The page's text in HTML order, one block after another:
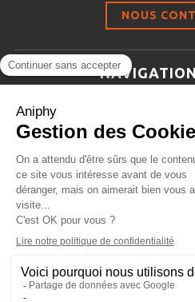
NOUS
Ressources
Se mettre en